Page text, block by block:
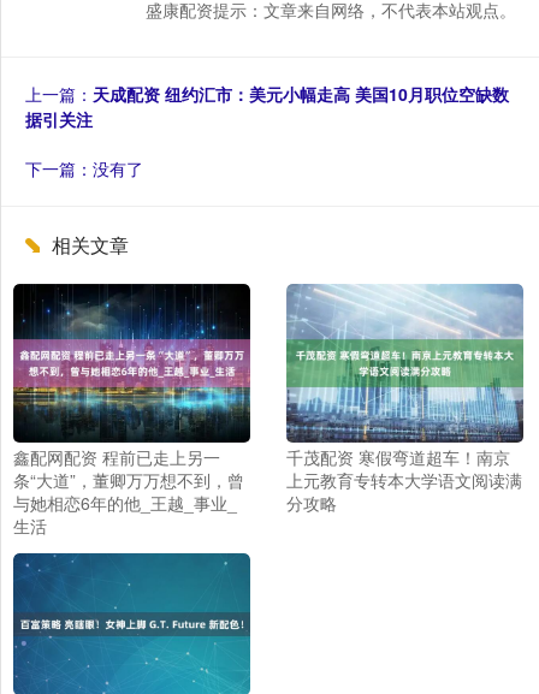
盛康配资提示：文章来自网络，不代表本站观点。
上一篇： 天成配资 纽约汇市：美元小幅走高 美国10月职位空缺数
据引关注
下一篇：没有了
相关文章
鑫配网配资 程前已走上另一
条“大道”，董卿万万想不到，曾
与她相恋6年的他_王越_事业_
生活
千茂配资 寒假弯道超车！南京
上元教育专转本大学语文阅读满
分攻略